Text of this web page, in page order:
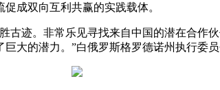
成双向互利共赢的实践载体。
迹。非常乐见寻找来自中国的潜在合作
大的潜力。”白俄罗斯格罗德诺州执行委